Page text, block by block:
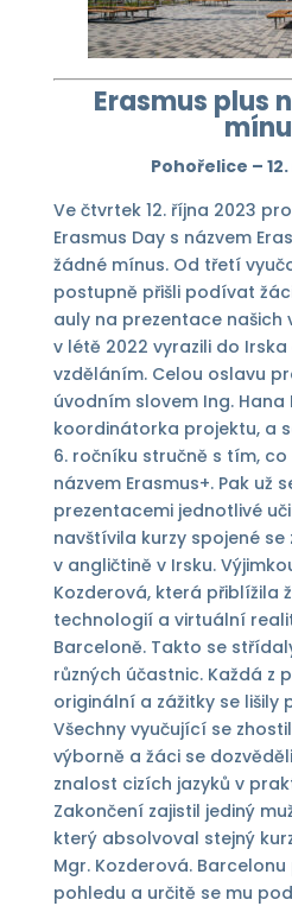
Erasmus plus
Pohořelice –
Ve čtvrtek 12. října 2023
Erasmus Day s názvem
žádné mínus. Od třetí
postupně přišli podívat
auly na prezentace našich
v létě 2022 vyrazili do Irska
vzděláním. Celou oslavu
úvodním slovem Ing. Hana
koordinátorka projektu, a
6. ročníku stručně s tím,
názvem Erasmus+. Pak už
prezentacemi jednotlivé
navštívila kurzy spojené
v angličtině v Irsku.
Kozderová, která přiblížila
technologií a virtuální
Barceloně. Takto se
různých účastnic. Každá z
originální a zážitky se lišily
Všechny vyučující se
výborně a žáci se
znalost cizích jazyků v
Zakončení zajistil jediný
který absolvoval stejný
Mgr. Kozderová.
pohledu a určitě se mu